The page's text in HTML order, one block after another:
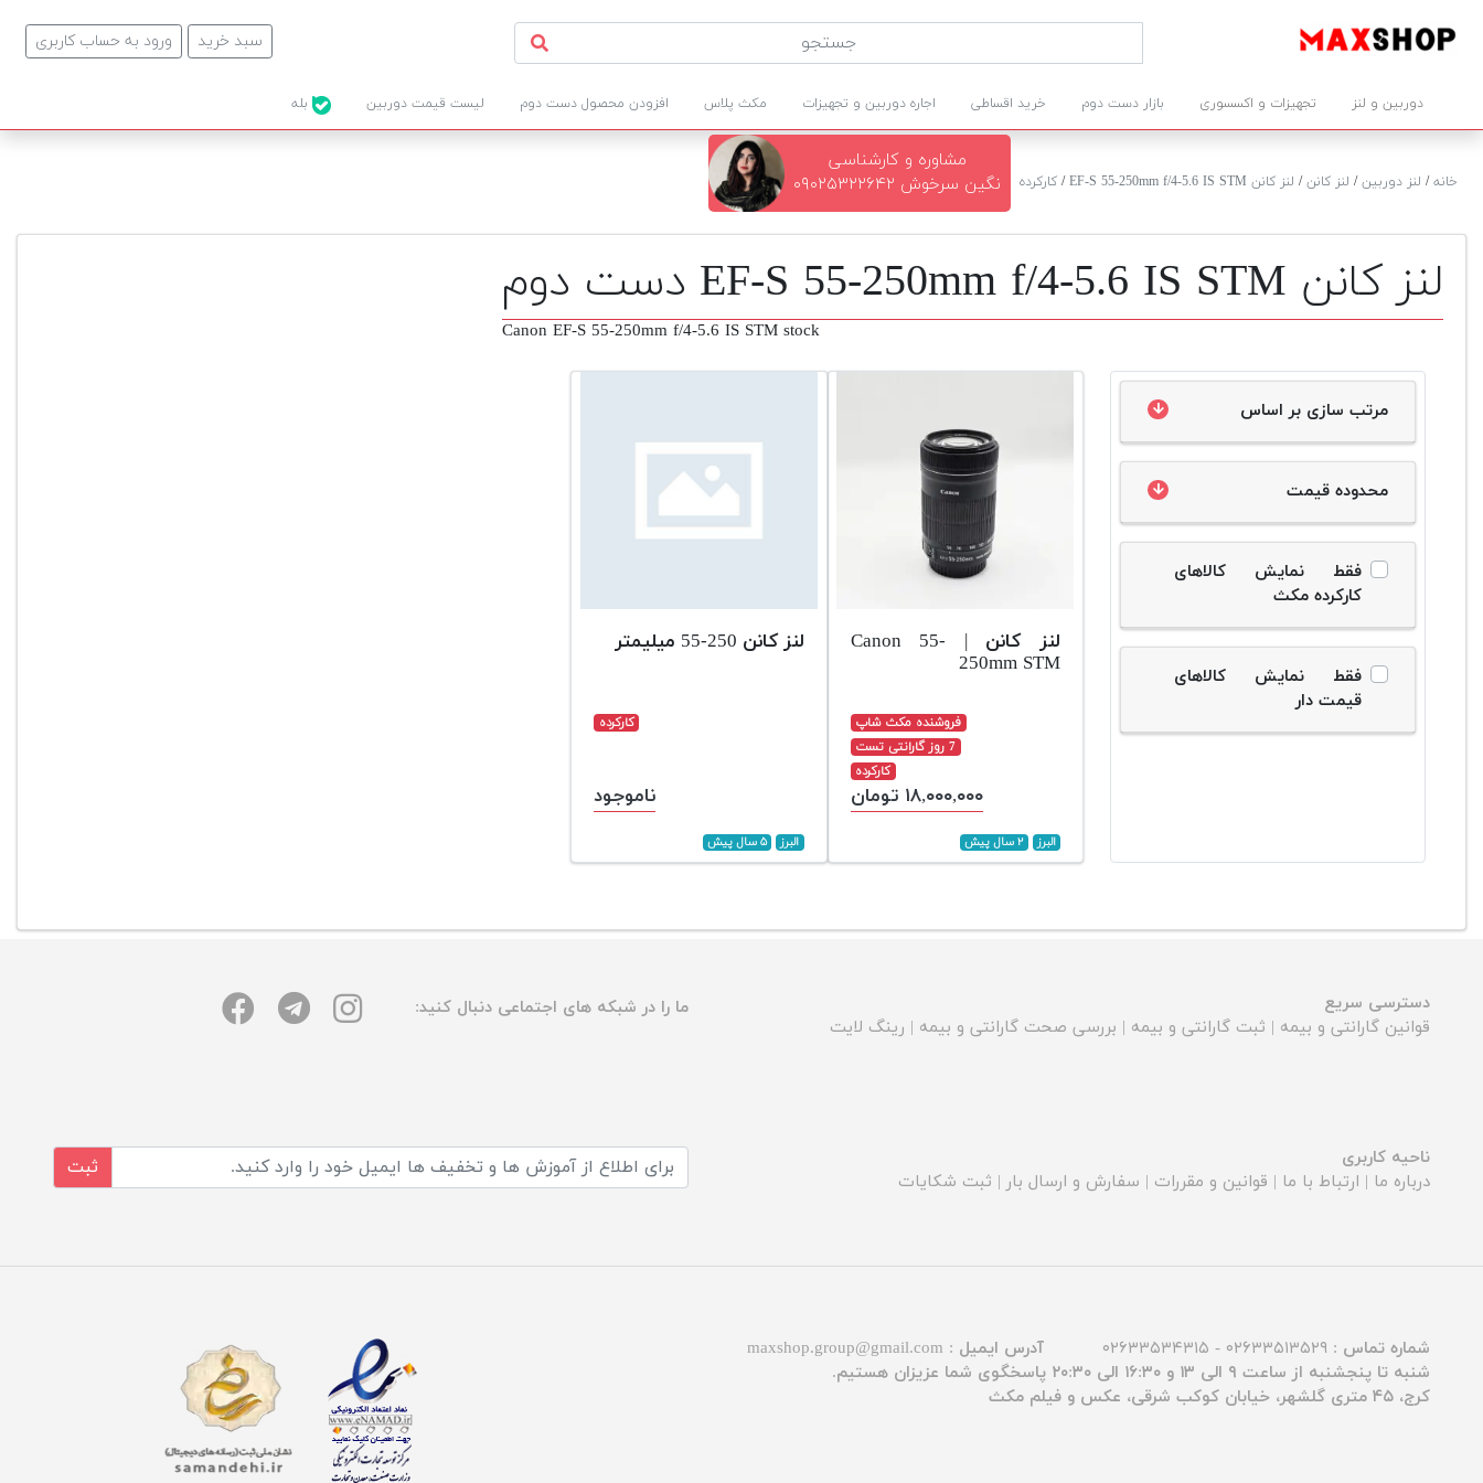
ورود به حساب کاربری سبد خرید
دوربین و لنز تجهیزات و اکسسوری بازار دست دوم خرید اقساطی اجاره دوربین و تجهیزات مکث پلاس افزودن محصول دست دوم لیست قیمت دوربین
خانه/ لنز دوربین/ لنز کانن/ لنز کانن EF-S 55-250mm f/4-5.6 IS STM / کارکرده
مشاوره و کارشناسی
نگین سرخوش ۰۹۰۲۵۳۲۲۶۴۲
لنز کانن EF-S 55-250mm f/4-5.6 IS STM دست دوم
Canon EF-S 55-250mm f/4-5.6 IS STM stock
مرتب سازی بر اساس
محدوده قیمت
فقط نمایش کالاهای
کارکرده مکث
فقط نمایش کالاهای
قیمت دار
لنز کانن | Canon 55-
250mm STM
فروشنده مکث شاپ
7 روز گارانتی تست
کارکرده
۱۸,۰۰۰,۰۰۰ تومان
البرز ۲ سال پیش
لنز کانن 250-55 میلیمتر
کارکرده
ناموجود
البرز ۵ سال پیش
دسترسی سریع
قوانین گارانتی و بیمه | ثبت گارانتی و بیمه | بررسی صحت گارانتی و بیمه | رینگ لایت
ما را در شبکه های اجتماعی دنبال کنید:
ناحیه کاربری
درباره ما | ارتباط با ما | قوانین و مقررات | سفارش و ارسال بار | ثبت شکایات
ثبت
شماره تماس : ۰۲۶۳۳۵۱۳۵۲۹ - ۰۲۶۳۳۵۳۴۳۱۵ آدرس ایمیل : maxshop.group@gmail.com
شنبه تا پنجشنبه از ساعت ۹ الی ۱۳ و ۱۶:۳۰ الی ۲۰:۳۰ پاسخگوی شما عزیزان هستیم.
کرج، ۴۵ متری گلشهر، خیابان کوکب شرقی، عکس و فیلم مکث